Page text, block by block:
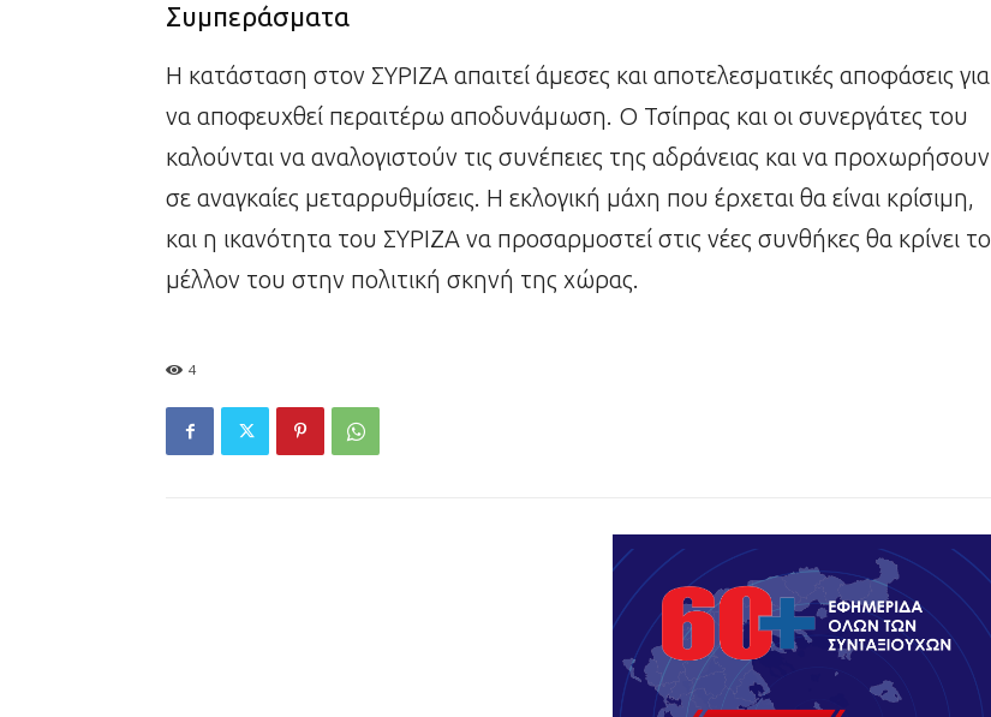
Συμπεράσματα
Η κατάσταση στον ΣΥΡΙΖΑ απαιτεί άμεσες και αποτελεσματικές αποφάσεις για
να αποφευχθεί περαιτέρω αποδυνάμωση. Ο Τσίπρας και οι συνεργάτες του
καλούνται να αναλογιστούν τις συνέπειες της αδράνειας και να προχωρήσουν
σε αναγκαίες μεταρρυθμίσεις. Η εκλογική μάχη που έρχεται θα είναι κρίσιμη,
και η ικανότητα του ΣΥΡΙΖΑ να προσαρμοστεί στις νέες συνθήκες θα κρίνει το
μέλλον του στην πολιτική σκηνή της χώρας.
4